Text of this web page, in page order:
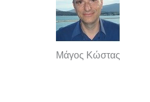
Μάγος Κώστας